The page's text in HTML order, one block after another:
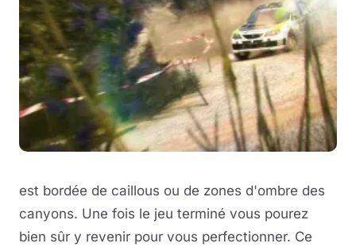
est bordée de caillous ou de zones d'ombre des
canyons. Une fois le jeu terminé vous pourez
bien sûr y revenir pour vous perfectionner. Ce